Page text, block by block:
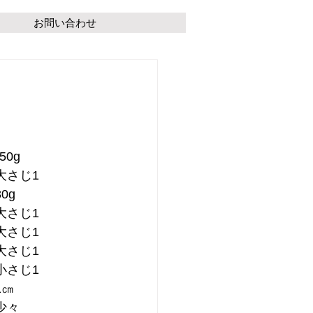
お問い合わせ
さじ1
さじ1
さじ1
さじ1
さじ1
々